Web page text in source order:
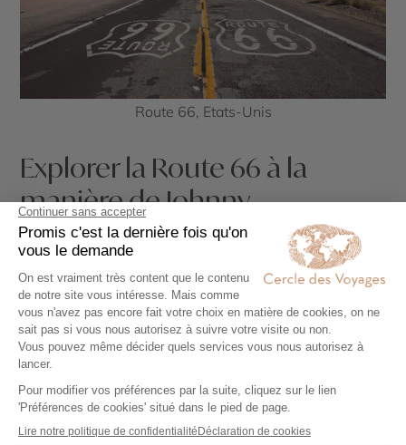
Route 66, Etats-Unis
Explorer la Route 66 à la
manière de Johnny
Pour vivre une expérience authentique, empruntez la
Route 66 en Harley-Davidson, comme Johnny
Hallyday lors de ses road trips. Arrêtez-vous dans les
diners typiques, visitez les motels vintage et plongez
dans l’atmosphère unique de cette route mythique.
Parmi les meilleurs spots à ne pas manquer, le
festival de musiqued’Albuquerqueet le célèbre
Cadillac Ranch auTexassont des incontournables.